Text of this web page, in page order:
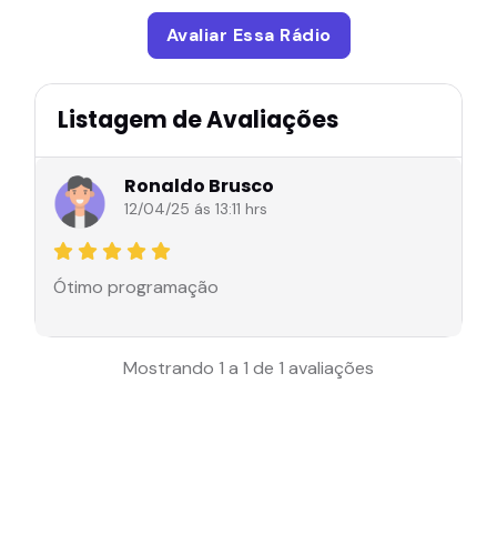
Avaliar Essa Rádio
Listagem de Avaliações
Ronaldo Brusco
12/04/25 ás 13:11 hrs
Ótimo programação
Mostrando 1 a 1 de 1 avaliações